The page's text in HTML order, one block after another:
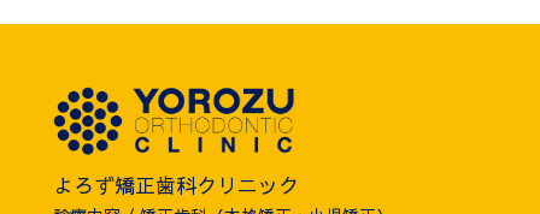
よろず矯正歯科クリニック